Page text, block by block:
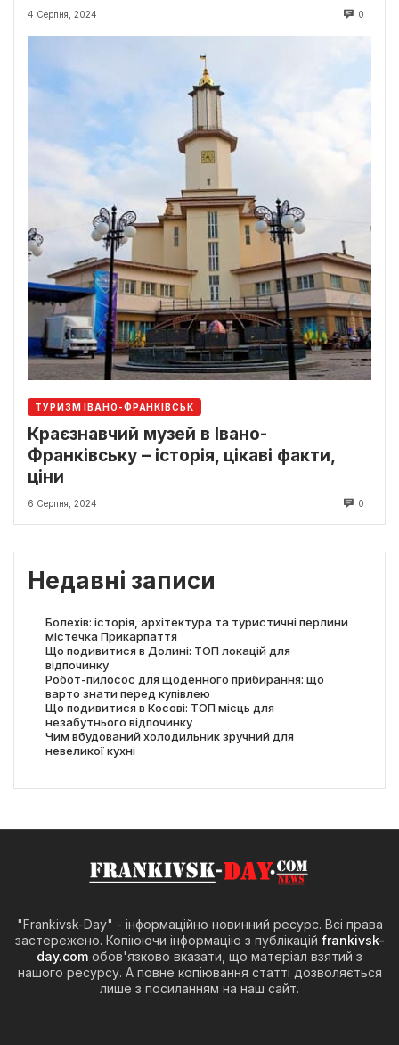
4 Серпня, 2024 0
ТУРИЗМ ІВАНО-ФРАНКІВСЬК
Краєзнавчий музей в Івано-
Франківську – історія, цікаві факти,
ціни
6 Серпня, 2024 0
Недавні записи
Болехів: історія, архітектура та туристичні перлини
містечка Прикарпаття
Що подивитися в Долині: ТОП локацій для
відпочинку
Робот-пилосос для щоденного прибирання: що
варто знати перед купівлею
Що подивитися в Косові: ТОП місць для
незабутнього відпочинку
Чим вбудований холодильник зручний для
невеликої кухні
"Frankivsk-Day" - інформаційно новинний ресурс. Всі права
застережено. Копіюючи інформацію з публікацій frankivsk-
day.com обов'язково вказати, що матеріал взятий з
нашого ресурсу. А повне копіювання статті дозволяється
лише з посиланням на наш сайт.